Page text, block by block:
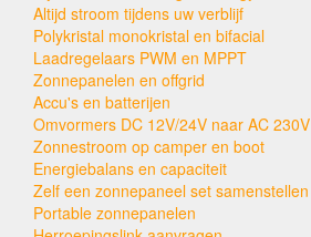
Altijd stroom tijdens uw verblijf
Polykristal monokristal en bifacial
Laadregelaars PWM en MPPT
Zonnepanelen en offgrid
Accu's en batterijen
Omvormers DC 12V/24V naar AC 230V
Zonnestroom op camper en boot
Energiebalans en capaciteit
Zelf een zonnepaneel set samenstellen
Portable zonnepanelen